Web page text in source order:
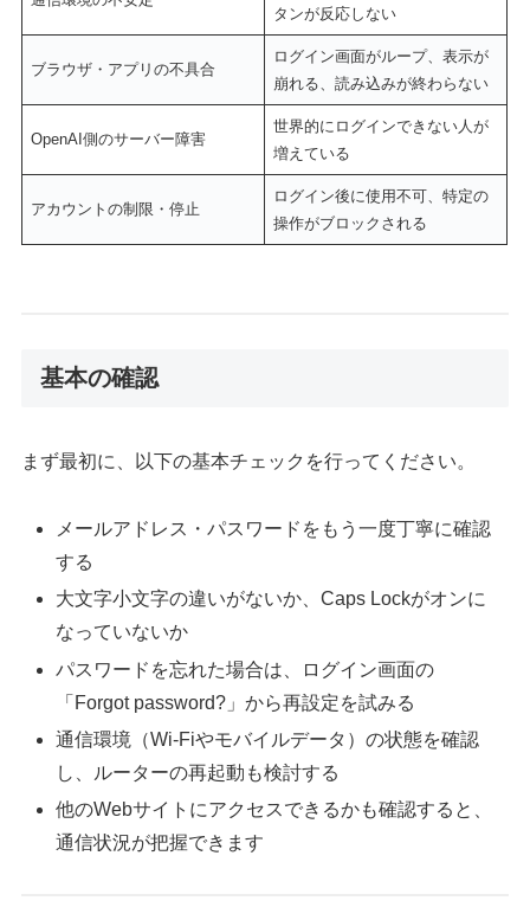
タンが反応しない
ブラウザ・アプリの不具合
ログイン画面がループ、表示が
崩れる、読み込みが終わらない
OpenAI側のサーバー障害
世界的にログインできない人が
増えている
アカウントの制限・停止
ログイン後に使用不可、特定の
操作がブロックされる
基本の確認
まず最初に、以下の基本チェックを行ってください。
メールアドレス・パスワードをもう一度丁寧に確認
する
大文字小文字の違いがないか、Caps Lockがオンに
なっていないか
パスワードを忘れた場合は、ログイン画面の
「Forgot password?」から再設定を試みる
通信環境（Wi-Fiやモバイルデータ）の状態を確認
し、ルーターの再起動も検討する
他のWebサイトにアクセスできるかも確認すると、
通信状況が把握できます